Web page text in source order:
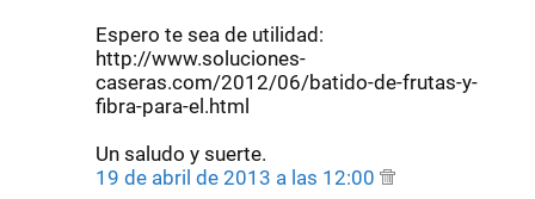
Espero te sea de utilidad:
http://www.soluciones-
caseras.com/2012/06/batido-de-frutas-y-
fibra-para-el.html
Un saludo y suerte.
19 de abril de 2013 a las 12:00